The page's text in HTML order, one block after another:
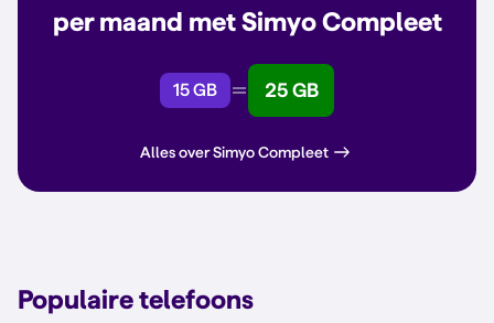
per maand met Simyo Compleet
15 GB 25 GB
Alles over Simyo Compleet
Populaire telefoons